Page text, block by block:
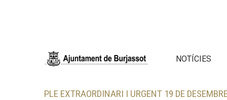
NOTÍCIES
PLE EXTRAORDINARI I URGENT 19 DE